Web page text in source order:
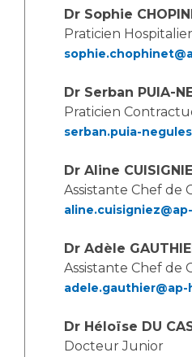
Pôle Médecine Physique
Accueil sourds et
Charte Romain Jacob
Activité physique
Cancer
Médecine nucléaire
Maladies rares
Professionnels de
Adresser un patient
Réseaux de soins
Adresser un examen au
Médicale
Cancérologie
Les pôles d'activité
Anatomie et Cytologie
Adresser un examen au
Centres de référence
Plateforme d'Expertise
Presse / Multimédia
Dr Sophie
Praticien Hospitalier
Dr Serban PUIA-
Praticien
serban.puia-
Dr Aline
Assistante Chef de
Dr Adèle
Assistante Chef de
adele.gauthier@ap-
Dr Héloïse DU
Docteur Junior